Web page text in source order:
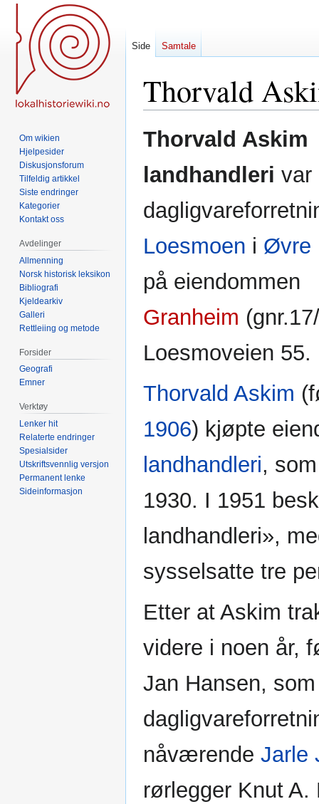
Thorvald
Hopp
til
Hopp
til
Thorvald Askim
landhandleri var
Loesmoen i Øvre
på eiendommen
Granheim
Loesmoveien 55.
Thorvald Askim
1906) kjøpte
landhandleri,
1930. I 1951
landhandleri»,
sysselsatte tre
Etter at Askim
videre i noen år,
Jan Hansen,
nåværende Jarle
rørlegger Knut A.
Side Samtale
Om wikien
Hjelpesider
Diskusjonsforum
Tilfeldig artikkel
Siste endringer
Kategorier
Kontakt oss
Avdelinger
Allmenning
Norsk historisk leksikon
Bibliografi
Kjeldearkiv
Galleri
Rettleiing og metode
Forsider
Geografi
Emner
Verktøy
Lenker hit
Relaterte endringer
Spesialsider
Utskriftsvennlig versjon
Permanent lenke
Sideinformasjon